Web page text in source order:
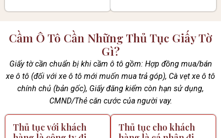
Cầm Ô Tô Cần Những Thủ Tục Giấy Tờ
Gì?
Giấy tờ cần chuẩn bị khi cầm ô tô gồm: Hợp đồng mua/bán
xe ô tô (đối với xe ô tô mới muốn mua trả góp), Cà vẹt xe ô tô
chính chủ (bản gốc), Giấy đăng kiểm còn hạn sử dụng,
CMND/Thẻ căn cước của người vay.
Thủ tục với khách
Thủ tục cho khách